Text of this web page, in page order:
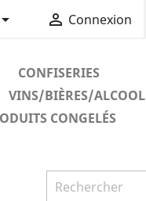
 Connexion
CONFISERIES
VINS/BIÈRES/ALCOOL
CONGELÉS